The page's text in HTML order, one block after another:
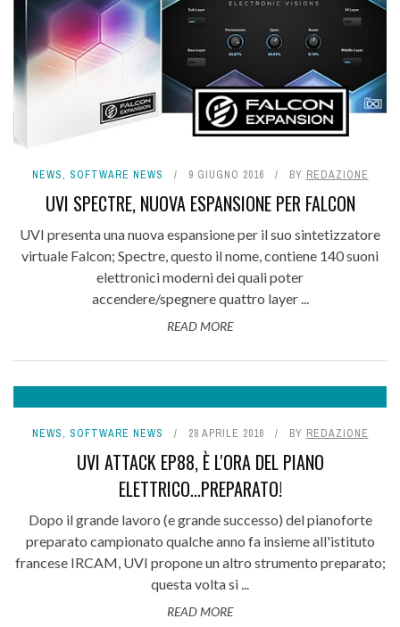
NEWS, SOFTWARE NEWS 9 GIUGNO 2016 BY REDAZIONE
UVI SPECTRE, NUOVA ESPANSIONE PER FALCON
UVI presenta una nuova espansione per il suo sintetizzatore
virtuale Falcon; Spectre, questo il nome, contiene 140 suoni
elettronici moderni dei quali poter
accendere/spegnere quattro layer ...
READ MORE
NEWS, SOFTWARE NEWS 28 APRILE 2016 BY REDAZIONE
UVI ATTACK EP88, È L'ORA DEL PIANO
ELETTRICO...PREPARATO!
Dopo il grande lavoro (e grande successo) del pianoforte
preparato campionato qualche anno fa insieme all'istituto
francese IRCAM, UVI propone un altro strumento preparato;
questa volta si ...
READ MORE